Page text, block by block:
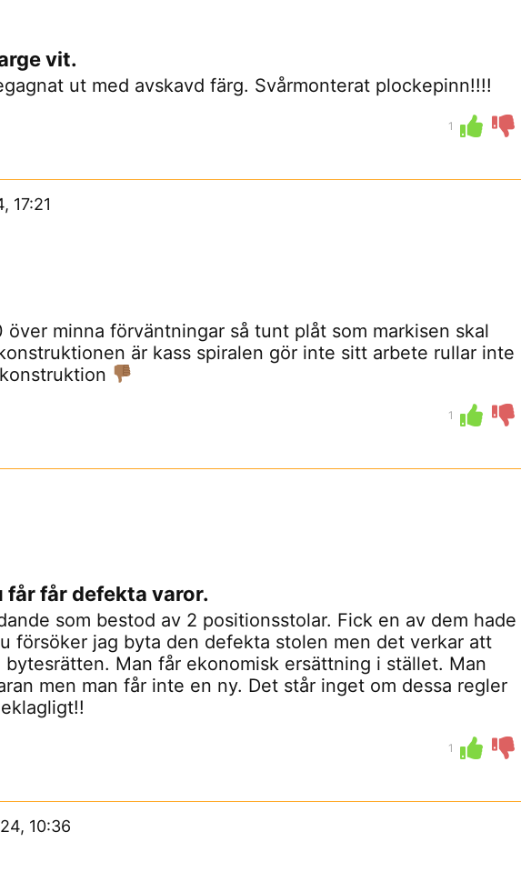
vit.
ut med avskavd färg. Svårmonterat plockepinn!!!!
1
17:21
över minna förväntningar så tunt plåt som markisen skal
är kass spiralen gör inte sitt arbete rullar inte
1
får defekta varor.
som bestod av 2 positionsstolar. Fick en av dem hade
försöker jag byta den defekta stolen men det verkar att
Man får ekonomisk ersättning i stället. Man
men man får inte en ny. Det står inget om dessa regler
1
10:36